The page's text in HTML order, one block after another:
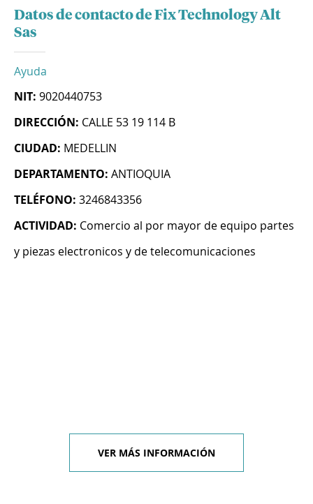
Datos de contacto de Fix Technology Alt
Sas
Ayuda
NIT: 9020440753
DIRECCIÓN: CALLE 53 19 114 B
CIUDAD: MEDELLIN
DEPARTAMENTO: ANTIOQUIA
TELÉFONO: 3246843356
ACTIVIDAD: Comercio al por mayor de equipo partes
y piezas electronicos y de telecomunicaciones
VER MÁS INFORMACIÓN